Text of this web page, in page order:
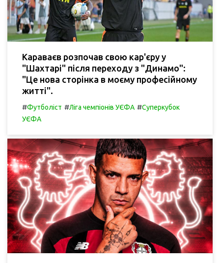
Караваєв розпочав свою кар'єру у
"Шахтарі" після переходу з "Динамо":
"Це нова сторінка в моєму професійному
житті".
#Футболіст #Ліга чемпіонів УЄФА #Суперкубок
УЄФА